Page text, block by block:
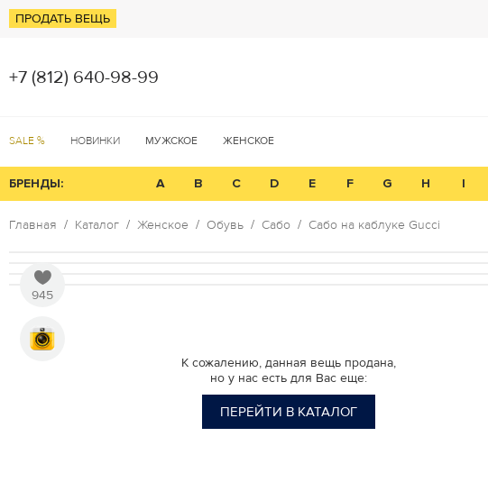
ПРОДАТЬ ВЕЩЬ
+7 (812) 640-98-99
SALE % НОВИНКИ МУЖСКОЕ ЖЕНСКОЕ
БРЕНДЫ: A B C D E F G H I
Главная Каталог Женское Обувь Сабо Сабо на каблуке Gucci
945
К сожалению, данная вещь продана,
но у нас есть для Вас еще:
ПЕРЕЙТИ В КАТАЛОГ